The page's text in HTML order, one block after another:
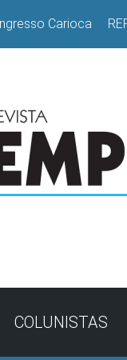
Carioca
COLUNISTAS